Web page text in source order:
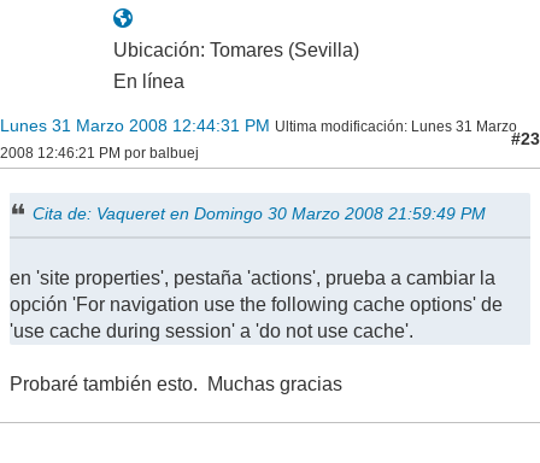
Ubicación: Tomares (Sevilla)
En línea
Lunes 31 Marzo 2008 12:44:31 PM Ultima modificación: Lunes 31 Marzo
2008 12:46:21 PM por balbuej
#23
Cita de: Vaqueret en Domingo 30 Marzo 2008 21:59:49 PM
en 'site properties', pestaña 'actions', prueba a cambiar la
opción 'For navigation use the following cache options' de
'use cache during session' a 'do not use cache'.
Probaré también esto. Muchas gracias